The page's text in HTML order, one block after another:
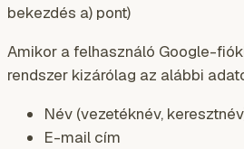
bekezdés a) pont)
Amikor a felhasználó Google-
rendszer kizárólag az alábbi
Név (vezetéknév,
E-mail cím